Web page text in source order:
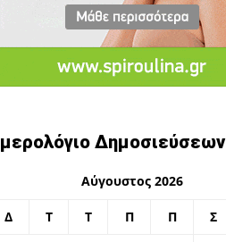
Δημοσιεύσεων
Αύγουστος 2026
Δ Τ Τ Π Π Σ